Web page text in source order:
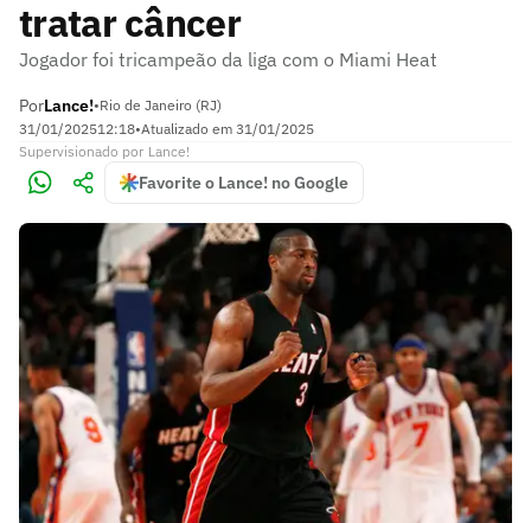
tratar câncer
Jogador foi tricampeão da liga com o Miami Heat
PorLance!•Rio de Janeiro (RJ)
31/01/202512:18•Atualizado em 31/01/2025
Supervisionado por Lance!
Favorite o Lance! no Google